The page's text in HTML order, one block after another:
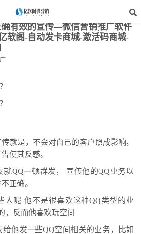
网站装修 > 商城推广
有效的宣传—微信营销推广软件
软阁-自动发卡商城-激活码商城-
就是，不会对自己的客户照成影响，
使其反感。
就QQ一顿群发， 宣传他的QQ业务以
正确。
人呢 他不是很喜欢这种QQ类型的业
，反而他喜欢玩空间
给他发一些QQ空间相关的业务，比如